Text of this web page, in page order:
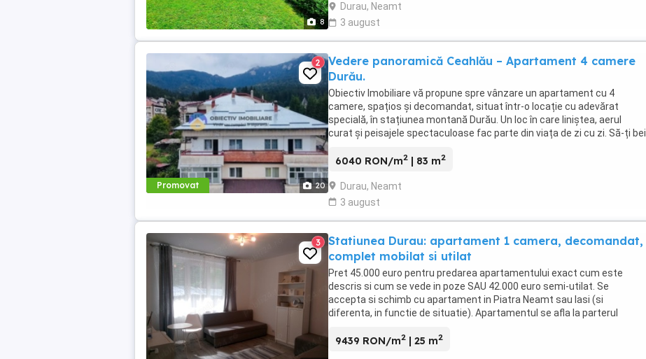
8
Durau, Neamt
3 august
Promovat 20
2
Vedere panoramică Ceahlău – Apartament 4 camere
Durău.
Obiectiv Imobiliare vă propune spre vânzare un apartament cu 4
camere, spațios și decomandat, situat într-o locație cu adevărat
specială, în stațiunea montană Durău. Un loc în care liniștea, aerul
curat și peisajele spectaculoase fac parte din viața de zi cu zi. Să-ți bei
6040 RON/m2 | 83 m2
Durau, Neamt
3 august
3
Statiunea Durau: apartament 1 camera, decomandat,
complet mobilat si utilat
Pret 45.000 euro pentru predarea apartamentului exact cum este
descris si cum se vede in poze SAU 42.000 euro semi-utilat. Se
accepta si schimb cu apartament in Piatra Neamt sau Iasi (si
diferenta, in functie de situatie). Apartamentul se afla la parterul
9439 RON/m2 | 25 m2